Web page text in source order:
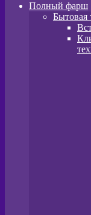
Полный фарш
Бытовая